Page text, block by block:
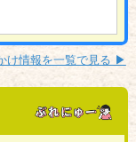
け情報を一覧で見る ▶︎